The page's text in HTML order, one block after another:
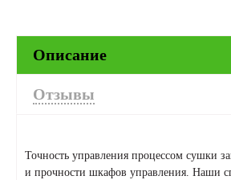
Описание
Отзывы
Точность управления процессом сушки
и прочности шкафов управления. Наши